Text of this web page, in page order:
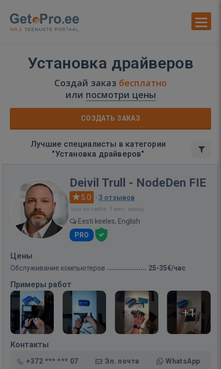
Установка драйверов
Создай заказ бесплатно
или посмотри цены
СОЗДАТЬ ЗАКАЗ
Лучшие специалисты в категории
"Установка драйверов"
Deivil Trull - NodeDen FIE
5.0 · 3 отзывов
Был на сайте: 1 мес. назад
Eesti keeles, English
PRO
Цены
Обслуживание компьютеров 25-35€/час
Примеры работ
+1
Контакты
+372 *** *** 07 Эл. почта WhatsApp